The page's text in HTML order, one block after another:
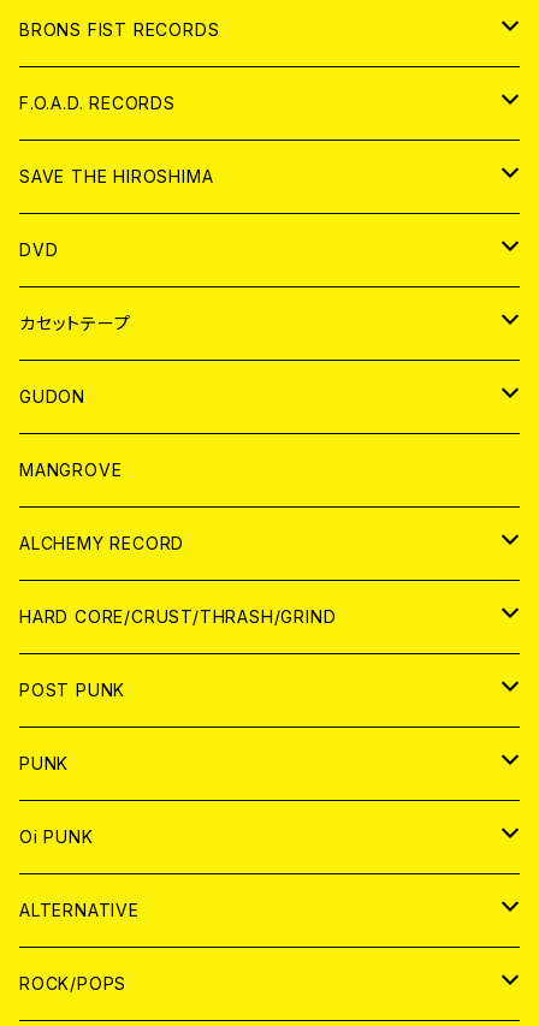
アパレル
ANALOG
BRONS FIST RECORDS
CD
ANALOG
F.O.A.D. RECORDS
CD
ANALOG
SAVE THE HIROSHIMA
アパレル
BADGE
DVD
JAPAN
WORLD
カセットテープ
JAPAN
WORLD
GUDON
アパレル
PATCH
アナログ
DIGITAL CONTENTS
MANGROVE
ALCHEMY RECORD
CD
ANALOG
HARD CORE/CRUST/THRASH/GRIND
JAPAN
CD
ANALOG
WORLD
CD
ANALOG
POST PUNK
CD
JAPAN
WORLD
ANALOG
JAPAN
WORLD
PUNK
JAPAN
CD
ANALOG
WORLD
CD
Oi PUNK
JAPAN
CD
WOLRD
ALTERNATIVE
JAPAN
ROCK/POPS